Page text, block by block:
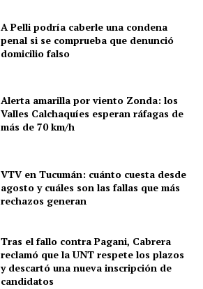
A Pelli podría caberle una condena
penal si se comprueba que denunció
domicilio falso
Alerta amarilla por viento Zonda: los
Valles Calchaquíes esperan ráfagas de
más de 70 km/h
VTV en Tucumán: cuánto cuesta desde
agosto y cuáles son las fallas que más
rechazos generan
Tras el fallo contra Pagani, Cabrera
reclamó que la UNT respete los plazos
y descartó una nueva inscripción de
candidatos